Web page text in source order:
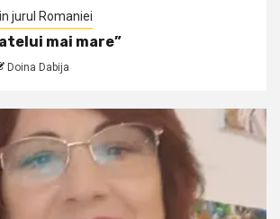
jurul Romaniei
mai mare”
Doina Dabija